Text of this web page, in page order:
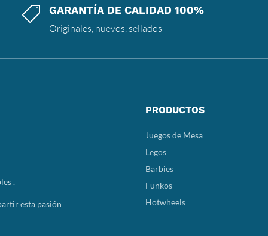
 GARANTÍA DE CALIDAD 100%
Originales, nuevos, sellados
.
esta pasión
PRODUCTOS
Juegos de Mesa
Legos
Barbies
Funkos
Hotwheels